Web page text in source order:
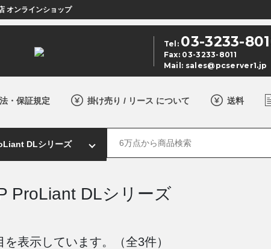
オンラインショップ
Tel: 03-3233-
Fax: 03-3233-8011
Mail: sales@pcserver1.jp
・保証規定 掛け売り / リース について 送料
ProLiant DLシリーズ
を表示しています。（全3件）